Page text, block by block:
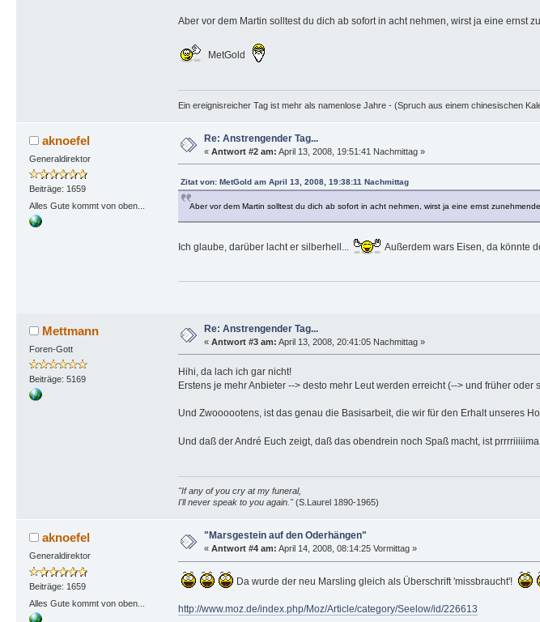
Aber vor dem Martin solltest du dich ab sofort in acht nehmen, wirst ja eine ernst
MetGold
Ein ereignisreicher Tag ist mehr als namenlose Jahre - (Spruch aus einem chinesischen
aknoefel
Generaldirektor
Beiträge: 1659
Alles Gute kommt von oben...
Re: Anstrengender Tag...
« Antwort #2 am: April 13, 2008, 19:51:41 Nachmittag »
Zitat von: MetGold am April 13, 2008, 19:38:11 Nachmittag
Aber vor dem Martin solltest du dich ab sofort in acht nehmen, wirst ja eine ernst
Ich glaube, darüber lacht er silberhell... Außerdem wars Eisen, da könnte
Mettmann
Foren-Gott
Beiträge: 5169
Re: Anstrengender Tag...
« Antwort #3 am: April 13, 2008, 20:41:05 Nachmittag »
Hihi, da lach ich gar nicht!
Erstens je mehr Anbieter --> desto mehr Leut werden erreicht (--> und früher
Und Zwoooootens, ist das genau die Basisarbeit, die wir für den Erhalt unseres
Und daß der André Euch zeigt, daß das obendrein noch Spaß macht, ist
"If any of you cry at my funeral,
I'll never speak to you again."(S.Laurel 1890-1965)
aknoefel
Generaldirektor
Beiträge: 1659
Alles Gute kommt von oben...
"Marsgestein auf den Oderhängen"
« Antwort #4 am: April 14, 2008, 08:14:25 Vormittag »
Da wurde der neu Marsling gleich als Überschrift 'missbraucht'!
http://www.moz.de/index.php/Moz/Article/category/Seelow/id/226613